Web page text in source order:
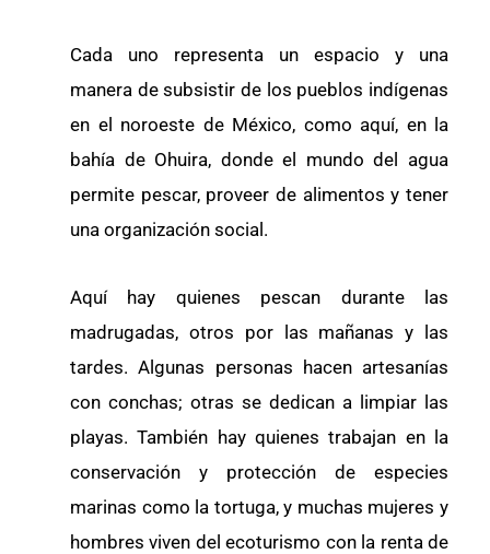
Cada uno representa un espacio y una
manera de subsistir de los pueblos indígenas
en el noroeste de México, como aquí, en la
bahía de Ohuira, donde el mundo del agua
permite pescar, proveer de alimentos y tener
una organización social.
Aquí hay quienes pescan durante las
madrugadas, otros por las mañanas y las
tardes. Algunas personas hacen artesanías
con conchas; otras se dedican a limpiar las
playas. También hay quienes trabajan en la
conservación y protección de especies
marinas como la tortuga, y muchas mujeres y
hombres viven del ecoturismo con la renta de